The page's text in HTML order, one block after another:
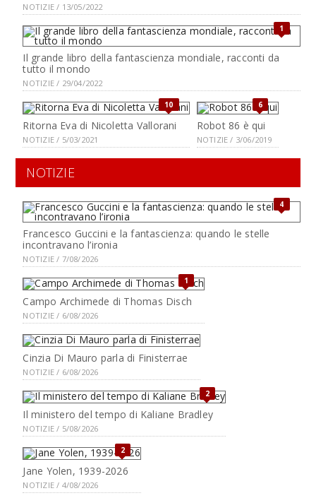
NOTIZIE / 13/05/2022
1
Il grande libro della fantascienza mondiale, racconti da
tutto il mondo
NOTIZIE / 29/04/2022
10
Ritorna Eva di Nicoletta Vallorani
NOTIZIE / 5/03/2021
6
Robot 86 è qui
NOTIZIE / 3/06/2019
NOTIZIE
4
Francesco Guccini e la fantascienza: quando le stelle
incontravano l’ironia
NOTIZIE / 7/08/2026
1
Campo Archimede di Thomas Disch
NOTIZIE / 6/08/2026
Cinzia Di Mauro parla di Finisterrae
NOTIZIE / 6/08/2026
2
Il ministero del tempo di Kaliane Bradley
NOTIZIE / 5/08/2026
2
Jane Yolen, 1939-2026
NOTIZIE / 4/08/2026